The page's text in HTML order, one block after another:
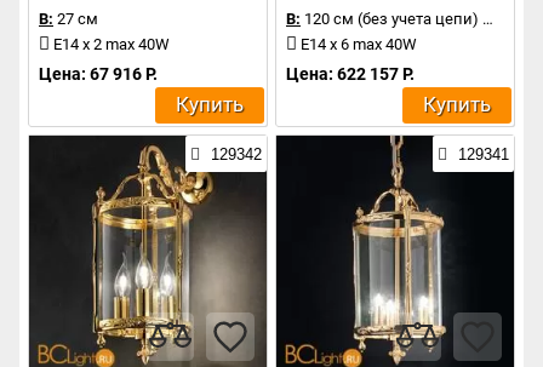
В: 27 см
E14 x 2 max 40W
Цена: 67 916 Р.
Купить
В: 120 см (без учета цепи) Д:
E14 x 6 max 40W
Цена: 622 157 Р.
Купить
129342 129341